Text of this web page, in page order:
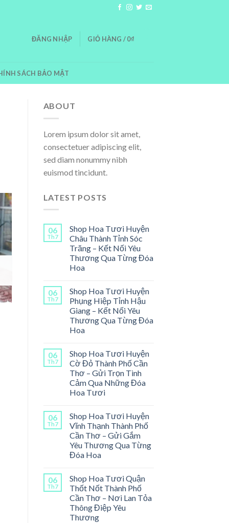
ĐĂNG NHẬP GIỎ HÀNG /0₫
SÁCH BẢO MẬT
ABOUT
Lorem ipsum dolor sit amet,
consectetuer adipiscing elit,
sed diam nonummy nibh
euismod tincidunt.
LATEST POSTS
06
Th7
Shop Hoa Tươi Huyện
Châu Thành Tỉnh Sóc
Trăng – Kết Nối Yêu
Thương Qua Từng Đóa
Hoa
06
Th7
Shop Hoa Tươi Huyện
Phụng Hiệp Tỉnh Hậu
Giang – Kết Nối Yêu
Thương Qua Từng Đóa
Hoa
06
Th7
Shop Hoa Tươi Huyện
Cờ Đỏ Thành Phố Cần
Thơ – Gửi Trọn Tình
Cảm Qua Những Đóa
Hoa Tươi
06
Th7
Shop Hoa Tươi Huyện
Vĩnh Thạnh Thành Phố
Cần Thơ – Gửi Gắm
Yêu Thương Qua Từng
Đóa Hoa
06
Th7
Shop Hoa Tươi Quận
Thốt Nốt Thành Phố
Cần Thơ – Nơi Lan Tỏa
Thông Điệp Yêu
Thương